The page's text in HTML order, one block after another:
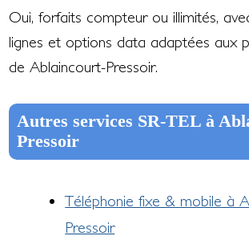
Oui, forfaits compteur ou illimités,
lignes et options data adaptées aux
de Ablaincourt-Pressoir.
Autres services SR-TEL à
Pressoir
Téléphonie fixe & mobile à
Pressoir